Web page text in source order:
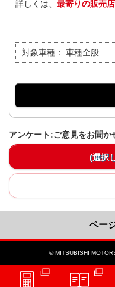
詳しくは、 最寄りの販売店
対象車種： 車種全般
アンケート:ご意見をお聞か
(選択
ペー
© MITSUBISHI